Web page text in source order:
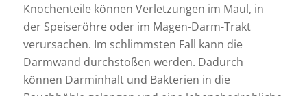
Knochenteile können Verletzungen im Maul, in
der Speiseröhre oder im Magen-Darm-Trakt
verursachen. Im schlimmsten Fall kann die
Darmwand durchstoßen werden. Dadurch
können Darminhalt und Bakterien in die